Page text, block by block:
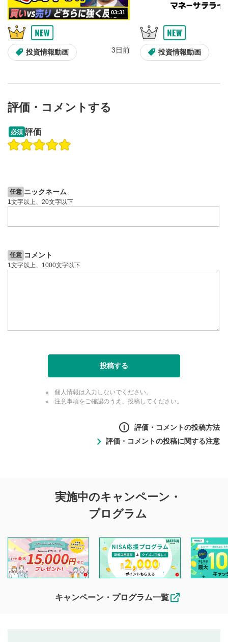
03:31
投資情報動画 3日前 投資情報動画
操作説明動画
評価・コメントする
必須 評価
任意 ニックネーム
1文字以上、20文字以下
任意 コメント
1文字以上、1000文字以下
投稿する
個人情報は入力しないでください。
注意事項をご確認のうえ、投稿してください。
評価・コメントの投稿方法
評価・コメントの投稿に関する注意
投稿に関する注意
を目的として、各動画コンテンツに、評価およびコメントの
投稿ができます。利用者は以下の注意事項をご理解のうえ、
閲覧および投稿を行うものとしてください。
他の利用者が動画を視聴される際の参考になるコメントをお
待ちしております。
なお、投稿をもって、本注意事項に同意されたものとみなし
実施中のキャンペーン・
プログラム
キャンペーン・プログラム一覧